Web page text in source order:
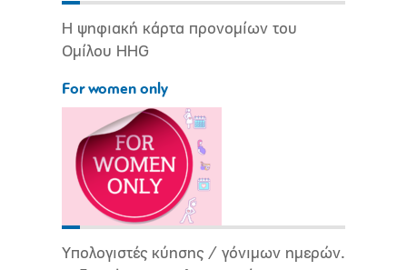
Η ψηφιακή κάρτα προνομίων του
Ομίλου HHG
For women only
Υπολογιστές κύησης / γόνιμων ημερών.